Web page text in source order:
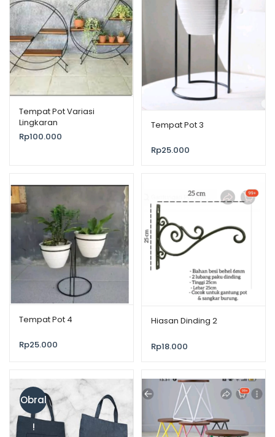
Tempat Pot Variasi
Lingkaran
Rp100.000
Tempat Pot 3
Rp25.000
Tempat Pot 4
Rp25.000
Hiasan Dinding 2
Rp18.000
Obral
!